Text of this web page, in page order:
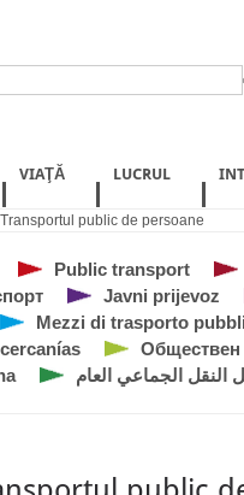
VIAŢĂ LUCRUL
Transportul public de persoane
Public transport
Javni prijevoz
Mezzi di trasporto
Обществен
النقل الجماعي العام